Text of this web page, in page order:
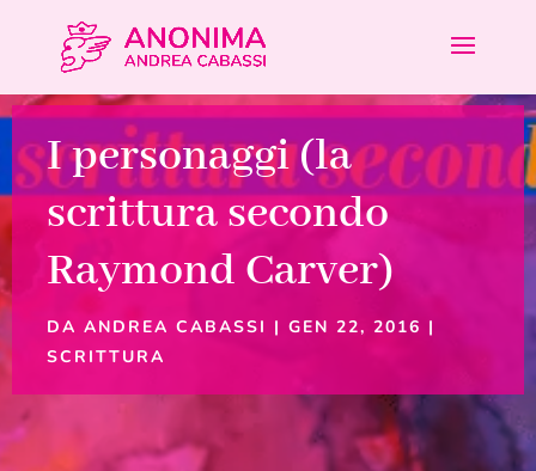
I personaggi (la
scrittura secondo
Raymond Carver)
DA ANDREA CABASSI | GEN 22, 2016 |
SCRITTURA